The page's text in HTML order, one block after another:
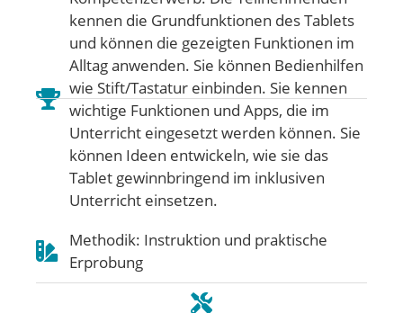
kennen die Grundfunktionen des Tablets
und können die gezeigten Funktionen im
Alltag anwenden. Sie können Bedienhilfen
wie Stift/Tastatur einbinden. Sie kennen
wichtige Funktionen und Apps, die im
Unterricht eingesetzt werden können. Sie
können Ideen entwickeln, wie sie das
Tablet gewinnbringend im inklusiven
Unterricht einsetzen.
Methodik: Instruktion und praktische
Erprobung